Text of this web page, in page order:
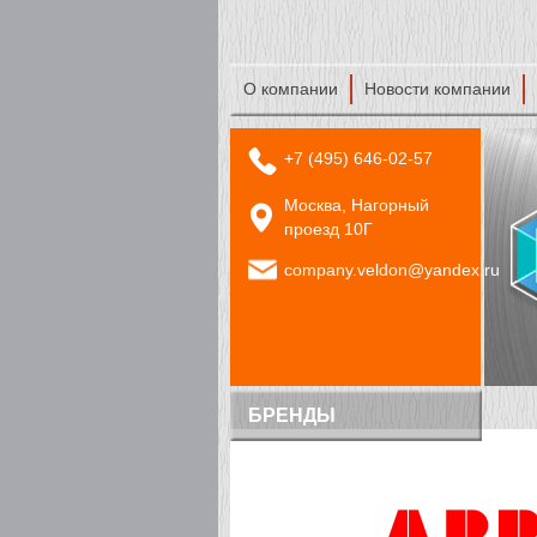
О компании Новости компании
+7 (495) 646-02-57
Москва, Нагорный
проезд 10Г
company.veldon@yandex.ru
БРЕНДЫ